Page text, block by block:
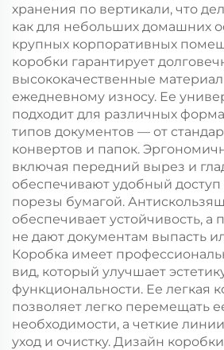
хранения по вертикали, что
как для небольших домашних
крупных корпоративных
коробки гарантирует
высококачественные
ежедневному износу. Ее
подходит для различных
типов документов — от
конвертов и папок.
включая передний вырез и
обеспечивают удобный
порезы бумагой.
обеспечивает устойчивость,
не дают документам выпасть
Коробка имеет
вид, который улучшает
функциональности. Ее легкая
позволяет легко перемещать
необходимости, а четкие
уход и очистку. Дизайн